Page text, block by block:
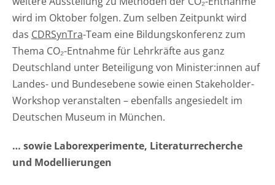
wird im Oktober folgen. Zum selben Zeitpunkt wird
das CDRSynTra-Team eine Bildungskonferenz zum
Thema CO₂-Entnahme für Lehrkräfte aus ganz
Deutschland unter Beteiligung von Minister:innen auf
Landes- und Bundesebene sowie einen Stakeholder-
Workshop veranstalten – ebenfalls angesiedelt im
Deutschen Museum in München.
… sowie Laborexperimente, Literaturrecherche
und Modellierungen